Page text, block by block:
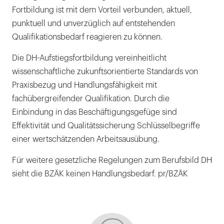
Fortbildung ist mit dem Vorteil verbunden, aktuell,
punktuell und unverzüglich auf entstehenden
Qualifikationsbedarf reagieren zu können.
Die DH-Aufstiegsfortbildung vereinheitlicht
wissenschaftliche zukunftsorientierte Standards von
Praxisbezug und Handlungsfähigkeit mit
fachübergreifender Qualifikation. Durch die
Einbindung in das Beschäftigungsgefüge sind
Effektivität und Qualitätssicherung Schlüsselbegriffe
einer wertschätzenden Arbeitsausübung.
Für weitere gesetzliche Regelungen zum Berufsbild DH
sieht die BZÄK keinen Handlungsbedarf. pr/BZÄK